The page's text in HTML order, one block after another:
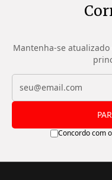
Mantenha-se atualizado
Concordo com